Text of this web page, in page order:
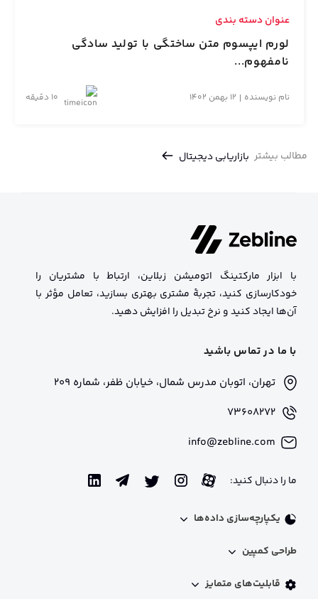
عنوان دسته بندی
لورم ایپسوم متن ساختگی با تولید سادگی
نامفهوم...
نام نویسنده 12 بهمن 1402
مطالب بیشتر بازاریابی دیجیتال
با ابزار مارکتینگ اتومیشن زبلاین، ارتباط با مشتریان را
خودکارسازی کنید، تجربهٔ مشتری بهتری بسازید، تعامل مؤثر با
آن‌ها ایجاد کنید و نرخ تبدیل را افزایش دهید.
با ما در تماس باشید
تهران، اتوبان مدرس شمال، خیابان ظفر، شماره 209
73608272
info@zebline.com
ما را دنبال کنید:
یکپارچه‌سازی داده‌ها
مدیریت لیدها​
طراحی کمپین
استخر کد تخفیف
قابلیت‌های متمایز